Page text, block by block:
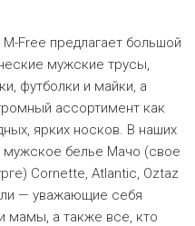
Free предлагает большой
мужские трусы,
футболки и майки, а
ассортимент как
ярких носков. В наших
белье Мачо (свое
Cornette, Atlantic, Oztaz
— уважающие себя
мамы, а также все, кто